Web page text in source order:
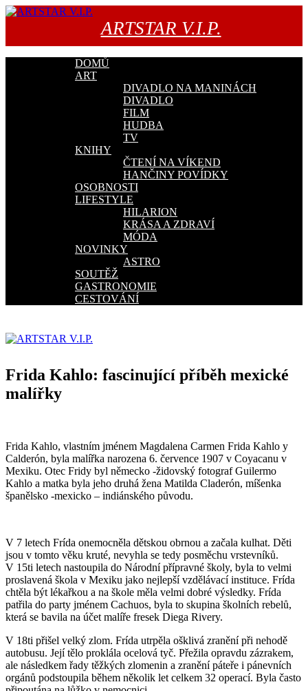
Přejít
webu
ARTSTAR V.I.P.
DOMŮ
ART
DIVADLO NA MANINÁCH
DIVADLO
FILM
HUDBA
TV
KNIHY
ČTENÍ NA VÍKEND
HANČINY POVÍDKY
OSOBNOSTI
LIFESTYLE
HILARION
KRÁSA A ZDRAVÍ
MÓDA
NOVINKY
ASTRO
SOUTĚŽ
GASTRONOMIE
CESTOVÁNÍ
Frida Kahlo: fascinující příběh mexické
malířky
Frida Kahlo, vlastním jménem Magdalena Carmen Frida Kahlo y
Calderón, byla malířka narozena 6. července 1907 v Coyacanu v
Mexiku. Otec Fridy byl německo -židovský fotograf Guilermo
Kahlo a matka byla jeho druhá žena Matilda Claderón, míšenka
španělsko -mexicko – indiánského původu.
V 7 letech Frída onemocněla dětskou obrnou a začala kulhat. Děti
jsou v tomto věku kruté, nevyhla se tedy posměchu vrstevníků.
V 15ti letech nastoupila do Národní přípravné školy, byla to velmi
proslavená škola v Mexiku jako nejlepší vzdělávací instituce. Frída
chtěla být lékařkou a na škole měla velmi dobré výsledky. Frída
patřila do party jménem Cachuos, byla to skupina školních rebelů,
která se bavila na účet malíře fresek Diega Rivery.
V 18ti přišel velký zlom. Frída utrpěla ošklivá zranění při nehodě
autobusu. Její tělo proklála ocelová tyč. Přežila opravdu zázrakem,
ale následkem řady těžkých zlomenin a zranění páteře i pánevních
orgánů podstoupila během několik let celkem 32 operací. Byla často